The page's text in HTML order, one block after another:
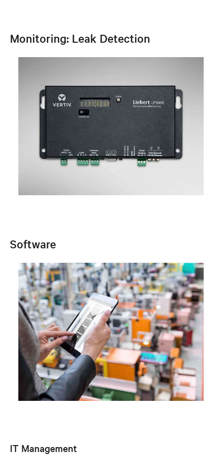
Monitoring: Leak Detection
Software
IT Management